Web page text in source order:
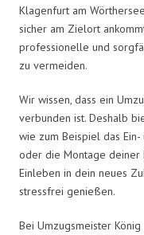
Klagenfurt am
sicher am Zielort
professionelle und
zu vermeiden.
Wir wissen, dass ein
verbunden ist. Deshalb
wie zum Beispiel das
oder die Montage deiner
Einleben in dein neues
stressfrei genießen.
Bei Umzugsmeister